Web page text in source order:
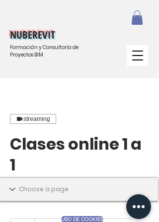
NUBEREVIT
Formación y Consultoría de
Proyectos BIM
streaming
Clases online 1 a
1
Reserva una sesión privada para
USO DE COOKIES